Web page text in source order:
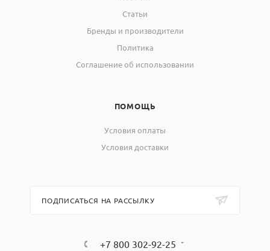
Статьи
Бренды и производители
Политика
Соглашение об использовании
ПОМОЩЬ
Условия оплаты
Условия доставки
ПОДПИСАТЬСЯ НА РАССЫЛКУ
+7 800 302-92-25